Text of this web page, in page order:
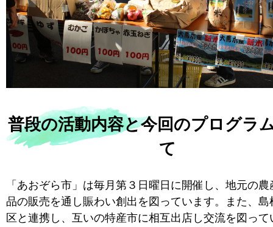
普段の活動内容と今回のプログラ
て
「あおぞら市」は毎月第３日曜日に開催し、地元の
品の販売を通し賑わい創出を図っています。また、島
区と連携し、互いの特産市に相互出店し交流を図って